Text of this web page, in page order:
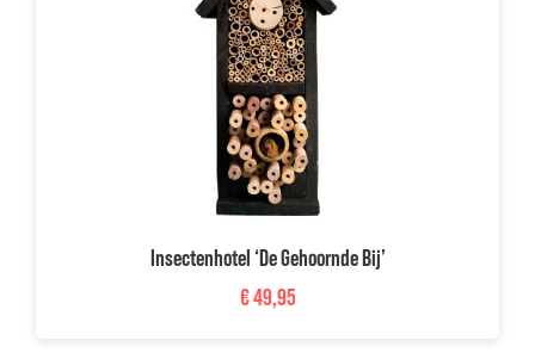
Insectenhotel ‘De Gehoornde Bij’
€49,95